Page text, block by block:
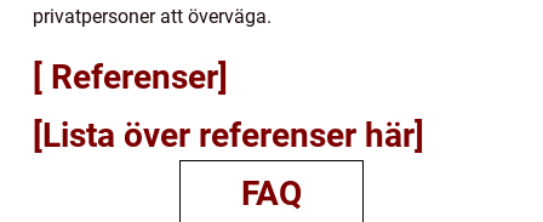
privatpersoner att överväga.
[ Referenser]
[Lista över referenser här]
FAQ